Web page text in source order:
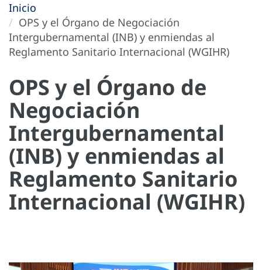
Inicio
OPS y el Órgano de Negociación
Intergubernamental (INB) y enmiendas al
Reglamento Sanitario Internacional (WGIHR)
OPS y el Órgano de
Negociación
Intergubernamental
(INB) y enmiendas al
Reglamento Sanitario
Internacional (WGIHR)